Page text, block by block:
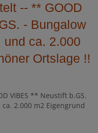
-- ** GOOD
- Bungalow
und ca. 2.000
Ortslage !!